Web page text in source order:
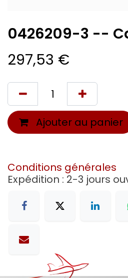
0426209-3 --
297,53 €
Ajouter au panier
Conditions générales
Expédition : 2-3 jours